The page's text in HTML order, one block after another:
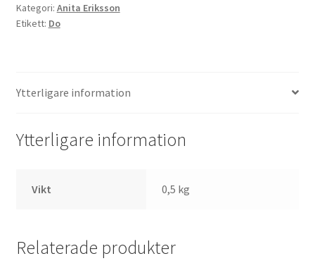
mängd
Kategori: Anita Eriksson
Etikett: Do
Ytterligare information
Ytterligare information
Vikt 0,5 kg
Relaterade produkter